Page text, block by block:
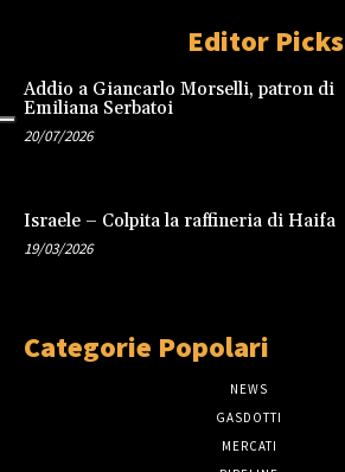
Editor Picks
Addio a Giancarlo Morselli, patron di
Emiliana Serbatoi
20/07/2026
Israele – Colpita la raffineria di Haifa
19/03/2026
Categorie Popolari
NEWS
GASDOTTI
MERCATI